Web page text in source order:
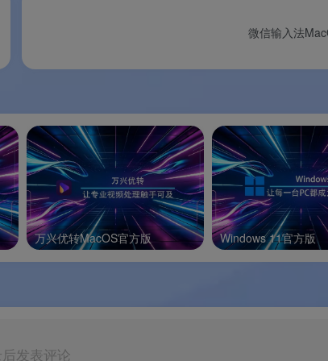
能限制。
微信输入法
万兴优转MacOS官方版 Windows 11官方版
发表评论